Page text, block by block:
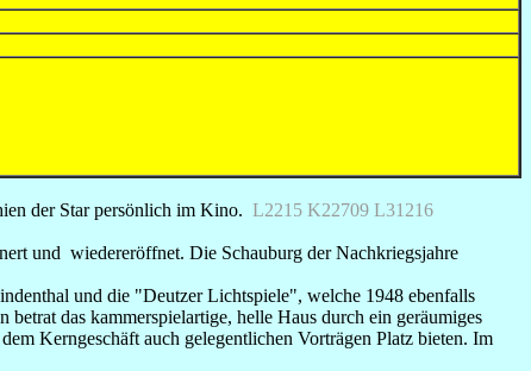
der Star persönlich im Kino. L2215 K22709 L31216
und wiedereröffnet. Die Schauburg der Nachkriegsjahre
und die "Deutzer Lichtspiele", welche 1948 ebenfalls
das kammerspielartige, helle Haus durch ein geräumiges
Kerngeschäft auch gelegentlichen Vorträgen Platz bieten. Im